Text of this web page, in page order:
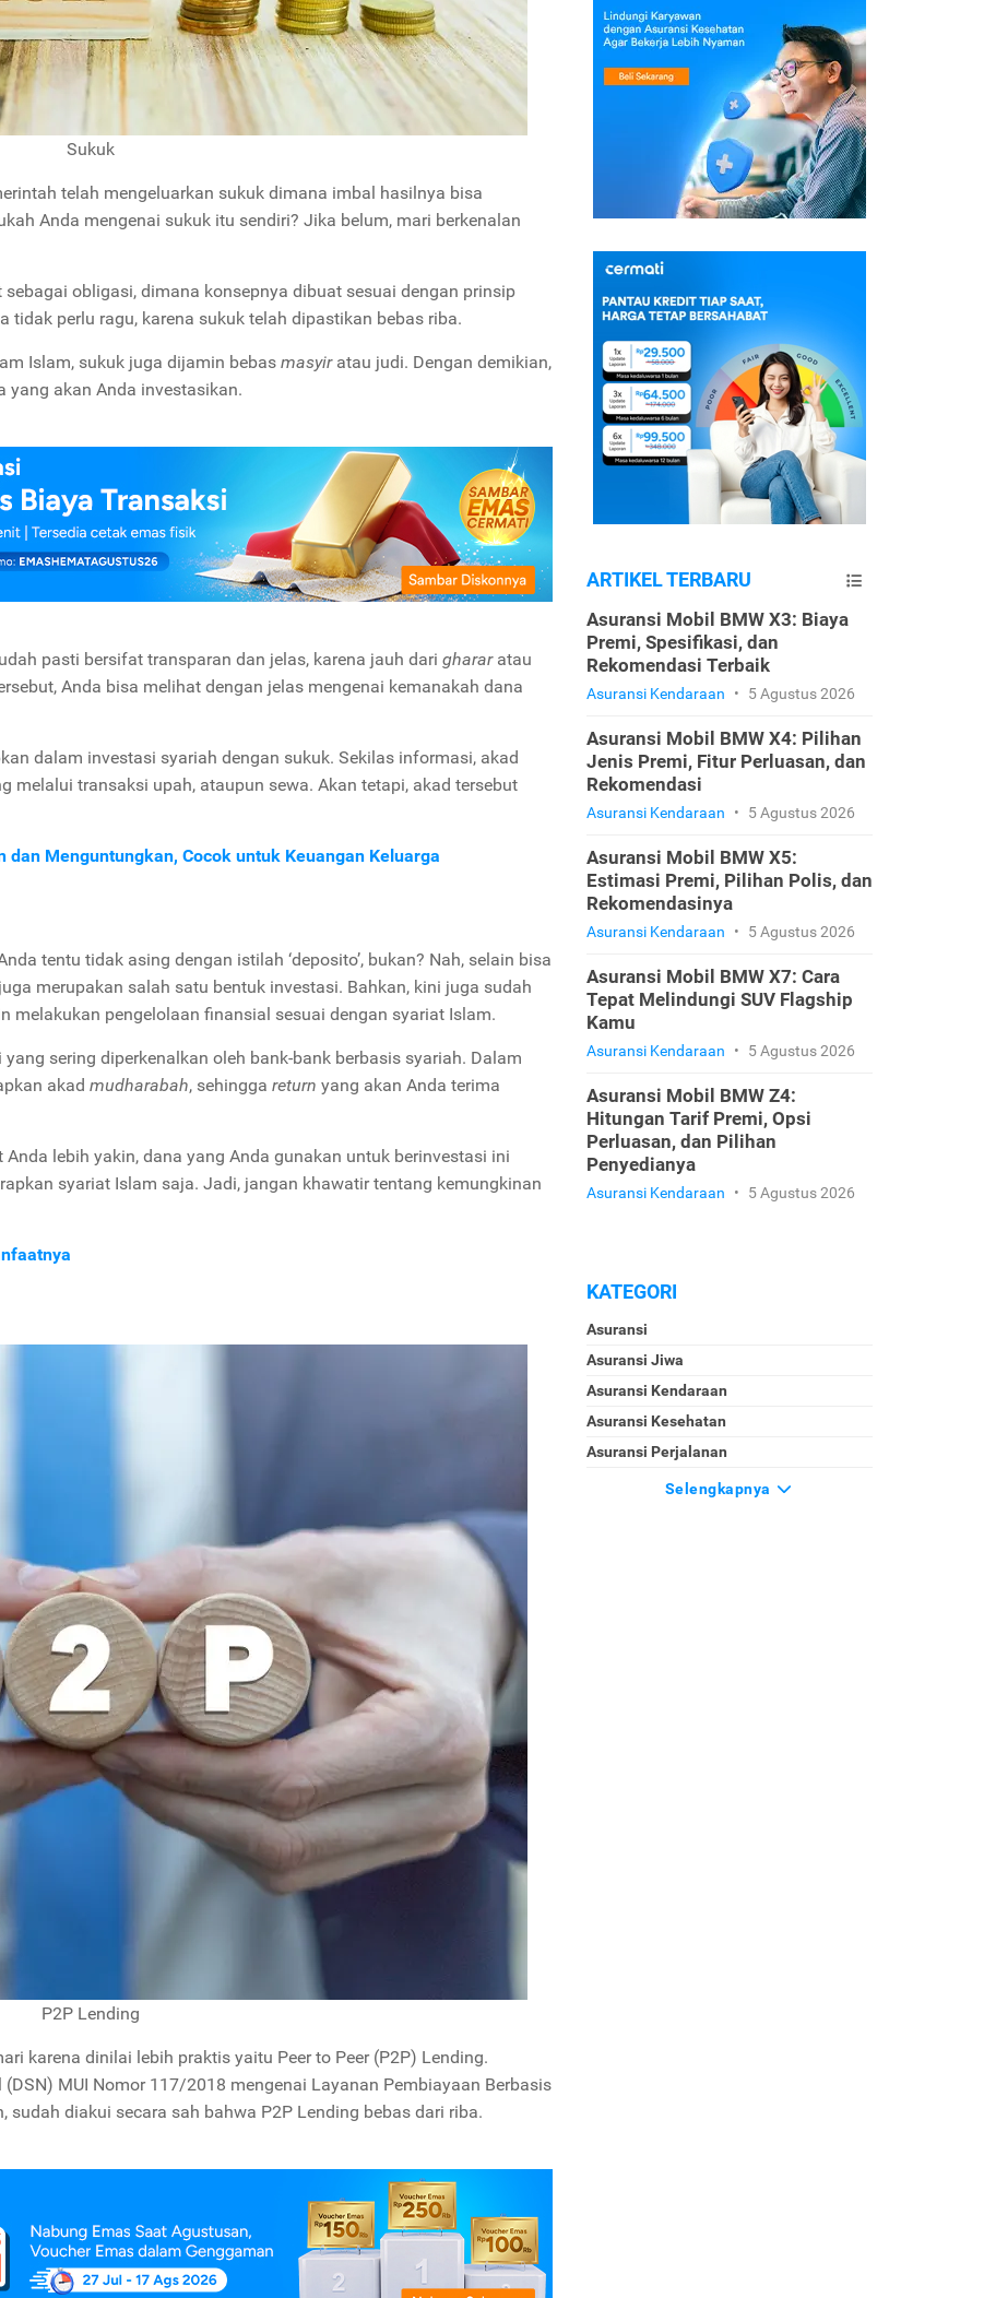
Sukuk
telah mengeluarkan sukuk dimana imbal hasilnya bisa
Anda mengenai sukuk itu sendiri? Jika belum, mari berkenalan
obligasi, dimana konsepnya dibuat sesuai dengan prinsip
tidak perlu ragu, karena sukuk telah dipastikan bebas riba.
Islam, sukuk juga dijamin bebas masyiratau judi. Dengan demikian,
yang akan Anda investasikan.
pasti bersifat transparan dan jelas, karena jauh dari ghararatau
Anda bisa melihat dengan jelas mengenai kemanakah dana
dalam investasi syariah dengan sukuk. Sekilas informasi, akad
melalui transaksi upah, ataupun sewa. Akan tetapi, akad tersebut
dan Menguntungkan, Cocok untuk Keuangan Keluarga
tentu tidak asing dengan istilah ‘deposito’, bukan? Nah, selain bisa
merupakan salah satu bentuk investasi. Bahkan, kini juga sudah
melakukan pengelolaan finansial sesuai dengan syariat Islam.
sering diperkenalkan oleh bank-bank berbasis syariah. Dalam
akad mudharabah, sehingga return yang akan Anda terima
lebih yakin, dana yang Anda gunakan untuk berinvestasi ini
syariat Islam saja. Jadi, jangan khawatir tentang kemungkinan
P2P Lending
karena dinilai lebih praktis yaitu Peer to Peer (P2P) Lending.
MUI Nomor 117/2018 mengenai Layanan Pembiayaan Berbasis
diakui secara sah bahwa P2P Lending bebas dari riba.
ARTIKEL TERBARU
Asuransi Mobil BMW X3: Biaya
Premi, Spesifikasi, dan
Rekomendasi Terbaik
Asuransi Kendaraan • 5 Agustus 2026
Asuransi Mobil BMW X4: Pilihan
Jenis Premi, Fitur Perluasan, dan
Rekomendasi
Asuransi Kendaraan • 5 Agustus 2026
Asuransi Mobil BMW X5:
Estimasi Premi, Pilihan Polis, dan
Rekomendasinya
Asuransi Kendaraan • 5 Agustus 2026
Asuransi Mobil BMW X7: Cara
Tepat Melindungi SUV Flagship
Kamu
Asuransi Kendaraan • 5 Agustus 2026
Asuransi Mobil BMW Z4:
Hitungan Tarif Premi, Opsi
Perluasan, dan Pilihan
Penyedianya
Asuransi Kendaraan • 5 Agustus 2026
KATEGORI
Asuransi
Asuransi Jiwa
Asuransi Kendaraan
Asuransi Kesehatan
Asuransi Perjalanan
Selengkapnya